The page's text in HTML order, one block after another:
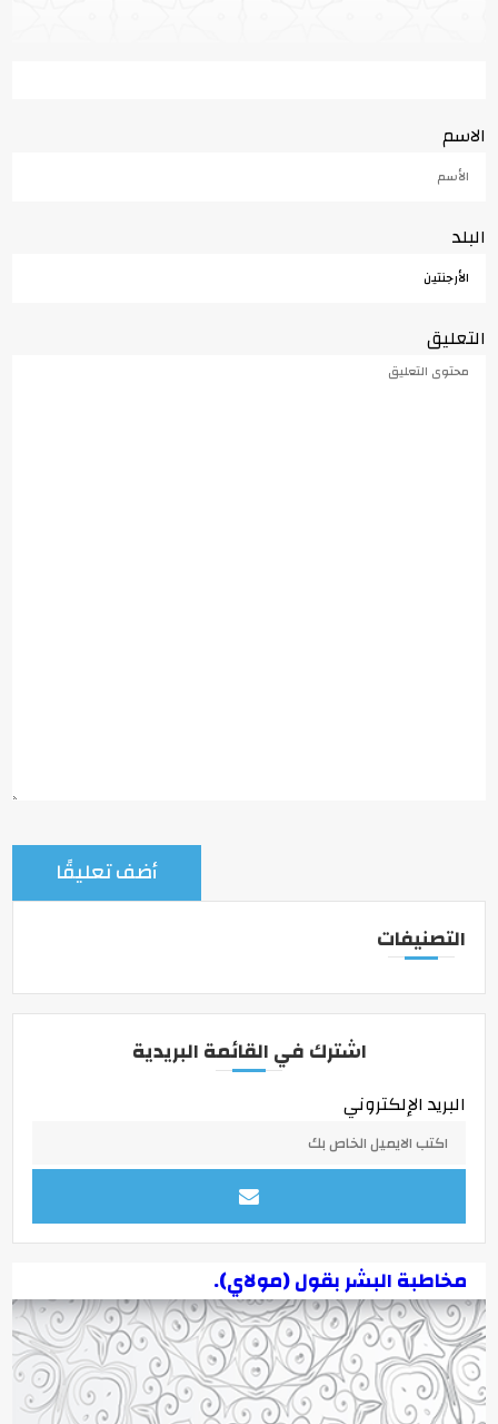
الاسم
البلد
التعليق
التصنيفات
اشترك في القائمة البريدية
البريد الإلكتروني
مخاطبة البشر بقول (مولاي).